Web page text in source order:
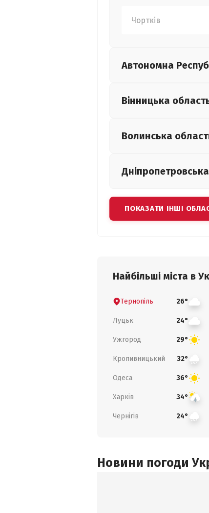
Чортків
Автономна
Вінницька
Волинська
Дніпропетровська
ПОКАЗАТИ ІНШІ
Найбільші міста в
Тернопіль 26°
Луцьк 24°
Ужгород 29°
Кропивницький 32°
Одеса 36°
Харків 34°
Чернігів 24°
Новини погоди